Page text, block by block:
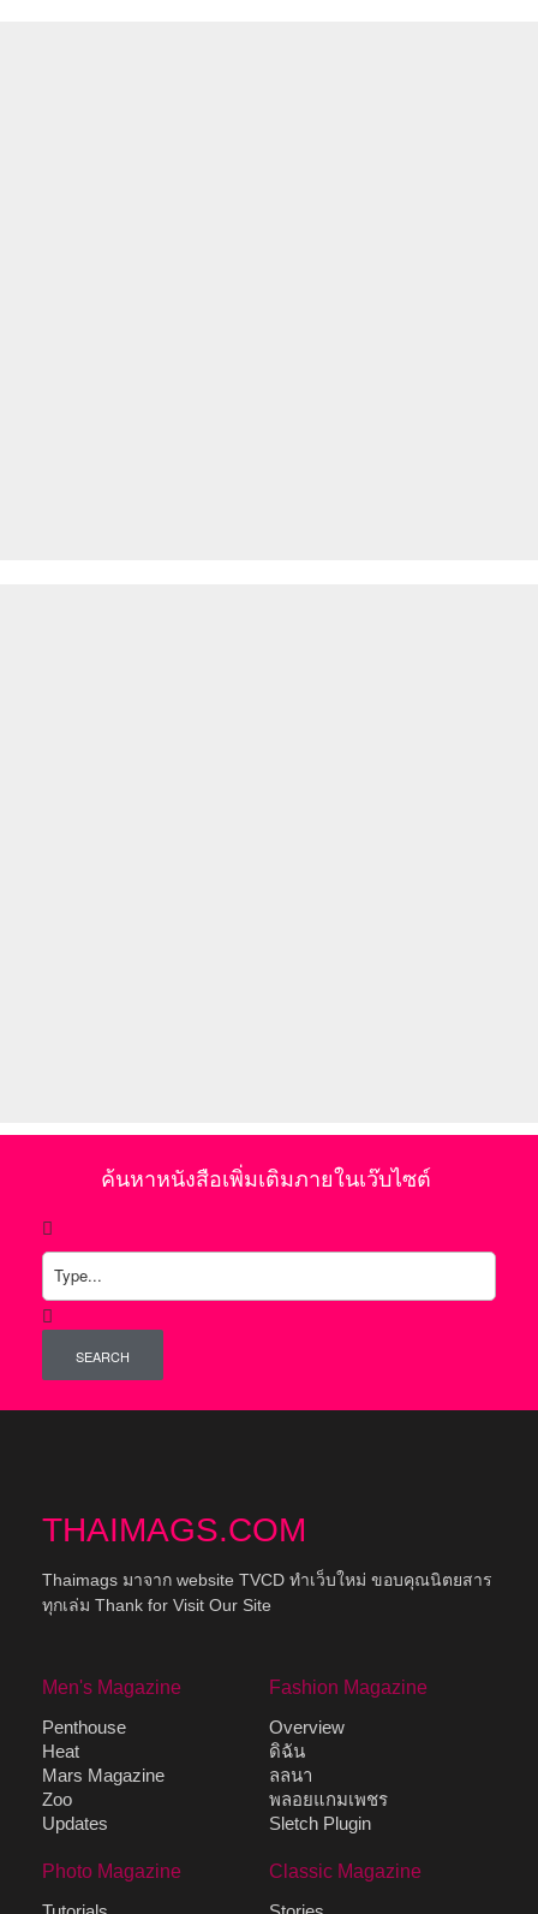
ค้นหาหนังสือเพิ่มเติมภายในเว๊บไซต์
SEARCH
THAIMAGS.COM
Thaimags มาจาก website TVCD ทำเว็บใหม่ ขอบคุณนิตยสาร
ทุกเล่ม Thank for Visit Our Site
Men's Magazine
Penthouse
Heat
Mars Magazine
Zoo
Updates
Fashion Magazine
Overview
ดิฉัน
ลลนา
พลอยแกมเพชร
Sletch Plugin
Photo Magazine
Classic Magazine